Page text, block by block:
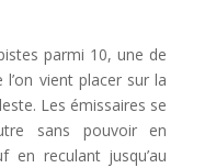
parmi 10, une de
vient placer sur la
Les émissaires se
sans pouvoir en
en reculant jusqu’au